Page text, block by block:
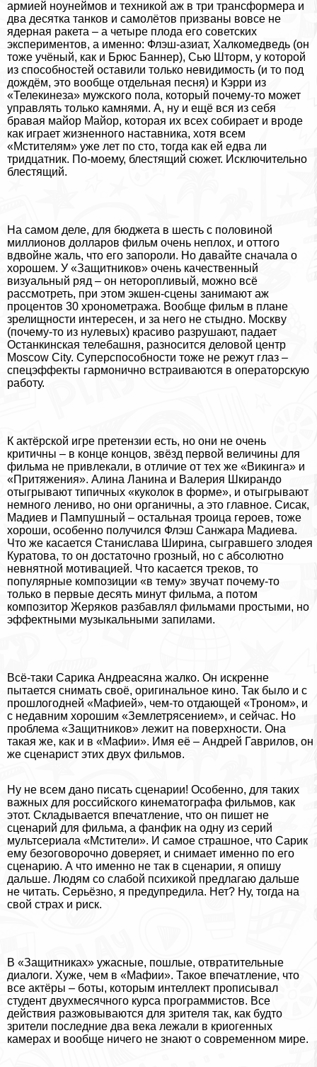
армией ноунеймов и техникой аж в три трaнcформера и
два десятка танков и самолётов призваны вовсе не
ядерная paкета – а четыре плода его советских
экспериментов, а именно: Флэш-азиат, Халкомедведь (он
тоже учёный, как и Брюс Баннер), Сью Шторм, у которой
из способностей оставили только невидимость (и то под
дождём, это вообще отдельная песня) и Кэрри из
«Телекинеза» мужского пола, который почему-то может
управлять только камнями. А, ну и ещё вся из себя
бравая майор Майор, которая их всех собирает и вроде
как играет жизненного наставника, хотя всем
«Мстителям» уже лет по сто, тогда как ей едва ли
тридцатник. По-моему, блестящий сюжет. Исключительно
блестящий.
На самом деле, для бюджета в шесть с половиной
миллионов долларов фильм очень неплох, и оттого
вдвойне жаль, что его запороли. Но давайте сначала о
хорошем. У «Защитников» очень качественный
визуальный ряд – он неторопливый, можно всё
рассмотреть, при этом экшен-сцены занимают аж
процентов 30 хронометража. Вообще фильм в плане
зрелищности интересен, и за него не стыдно. Москву
(почему-то из нулевых) красиво разрушают, падает
Останкинская телeбашня, разносится деловой центр
Moscow City. Суперспособности тоже не режут глаз –
спецэффекты гармонично встраиваются в операторскую
работу.
К актёрской игре претензии есть, но они не очень
критичны – в конце концов, звёзд первой величины для
фильма не привлекали, в отличие от тех же «Викинга» и
«Притяжения». Алина Ланина и Валерия Шкирандо
отыгрывают типичных «куколок в форме», и отыгрывают
немного лениво, но они органичны, а это главное. Сисак,
Мадиев и Пампушный – остальная троица героев, тоже
хороши, особенно получился Флэш Санжара Мадиева.
Что же касается Станислава Ширина, сыгравшего злодея
Куратова, то он достаточно грозный, но с абсолютно
невнятной мотивацией. Что касается треков, то
популярные композиции «в тему» звучат почему-то
только в первые десять минут фильма, а потом
композитор Жеряков разбавлял фильмами простыми, но
эффектными музыкальными запилами.
Всё-таки Сарика Андреасяна жалко. Он искренне
пытается снимать своё, оригинальное кино. Так было и с
прошлогодней «Мафией», чем-то отдающей «Троном», и
с недавним хорошим «Землетрясением», и сейчас. Но
проблема «Защитников» лежит на поверхности. Она
такая же, как и в «Мафии». Имя её – Андрей Гаврилов, он
же сценарист этих двух фильмов.
Ну не всем дано писать сценарии! Особенно, для таких
важных для российского кинематографа фильмов, как
этот. Складывается впечатление, что он пишет не
сценарий для фильма, а фанфик на одну из серий
мультсериала «Мстители». И самое страшное, что Сарик
ему безоговорочно доверяет, и снимает именно по его
сценарию. А что именно не так в сценарии, я опишу
дальше. Людям со слабой психикой предлагаю дальше
не читать. Серьёзно, я предупредила. Нет? Ну, тогда на
свой страх и риск.
В «Защитниках» ужасные, пошлые, отвратительные
диалоги. Хуже, чем в «Мафии». Такое впечатление, что
все актёры – боты, которым интеллект прописывал
студент двухмecячного курса программистов. Все
действия разжовываются для зрителя так, как будто
зрители последние два века лежали в криогенных
камерах и вообще ничего не знают о современном мире.